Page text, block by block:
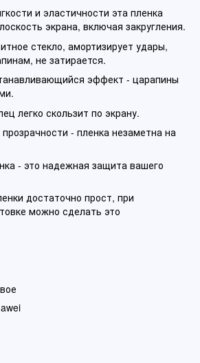
и эластичности эта пленка
экрана, включая закругления.
стекло, амортизирует удары,
не затирается.
эффект - царапины
легко скользит по экрану.
- пленка незаметна на
- это надежная защита вашего
достаточно прост, при
можно сделать это